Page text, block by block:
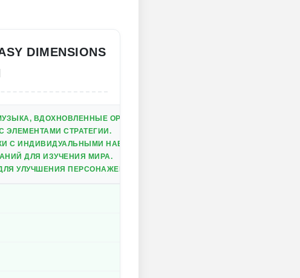
DIMENSIONS
ВДОХНОВЛЕННЫЕ ОРИГИНАЛЬНОЙ ИГРОЙ.
ЭЛЕМЕНТАМИ СТРАТЕГИИ.
С ИНДИВИДУАЛЬНЫМИ НАВЫКАМИ И ИСТОРИЯМИ.
ДЛЯ ИЗУЧЕНИЯ МИРА.
УЛУЧШЕНИЯ ПЕРСОНАЖЕЙ.